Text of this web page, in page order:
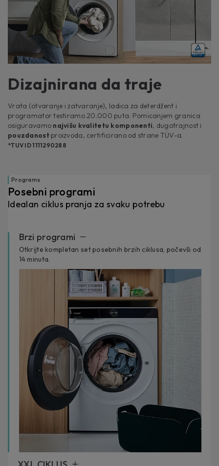
Dizajnirana da traje
Vrata (otvaranje i zatvaranje), ladica za deterdžent i
programator testiramo 20.000 puta. Pomicanjem granica
osiguravamo najvišu kvalitetu komponenti, dugotrajnost i
pouzdanostproizvoda, certificirano od strane TÜV-a.
*TUV ID 1111290288
Programs
Posebni programi
Idealan ciklus pranja za svaku potrebu
Brzi programi
Otkrijte kompletan set posebnih brzih ciklusa, počevši od
14 minuta.